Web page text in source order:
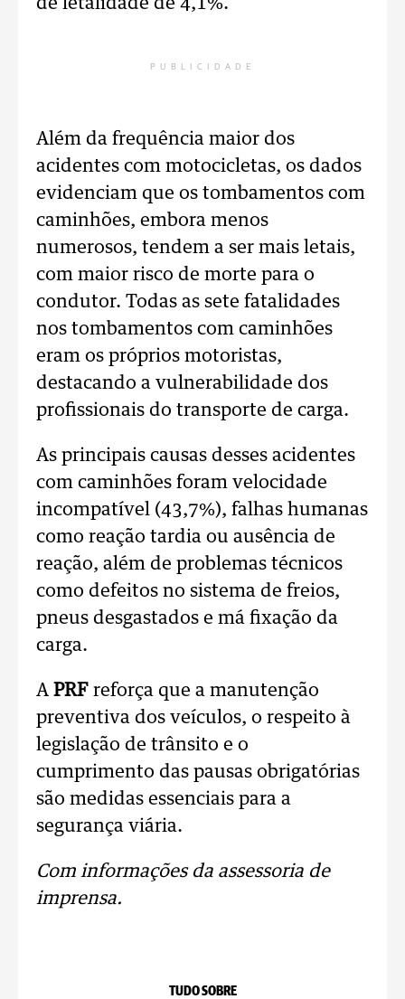
de letalidade de 4,1%.
PUBLICIDADE
Além da frequência maior dos
acidentes com motocicletas, os dados
evidenciam que os tombamentos com
caminhões, embora menos
numerosos, tendem a ser mais letais,
com maior risco de morte para o
condutor. Todas as sete fatalidades
nos tombamentos com caminhões
eram os próprios motoristas,
destacando a vulnerabilidade dos
profissionais do transporte de carga.
As principais causas desses acidentes
com caminhões foram velocidade
incompatível (43,7%), falhas humanas
como reação tardia ou ausência de
reação, além de problemas técnicos
como defeitos no sistema de freios,
pneus desgastados e má fixação da
carga.
A PRF reforça que a manutenção
preventiva dos veículos, o respeito à
legislação de trânsito e o
cumprimento das pausas obrigatórias
são medidas essenciais para a
segurança viária.
Com informações da assessoria de
imprensa.
TUDO SOBRE